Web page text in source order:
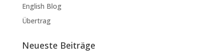
English Blog
Übertrag
Neueste Beiträge